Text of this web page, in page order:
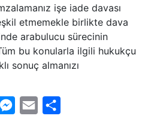
işe iade davası
etmemekle birlikte dava
arabulucu sürecinin
bu konularla ilgili hukukçu
sonuç almanızı
Messenger
Email